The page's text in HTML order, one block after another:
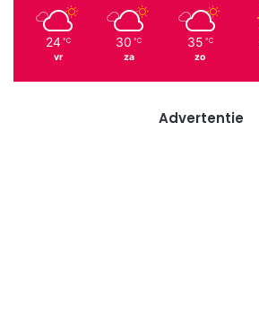
24 ℃
vr
30 ℃
za
35 ℃
zo
Advertentie